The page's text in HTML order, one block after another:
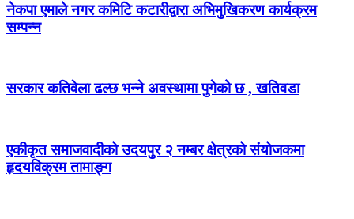
नेकपा एमाले नगर कमिटि कटारीद्वारा अभिमुखिकरण कार्यक्रम
सम्पन्न
सरकार कतिवेला ढल्छ भन्ने अवस्थामा पुगेको छ , खतिवडा
एकीकृत समाजवादीको उदयपुर २ नम्बर क्षेत्रको संयोजकमा
हृदयविक्रम तामाङ्ग